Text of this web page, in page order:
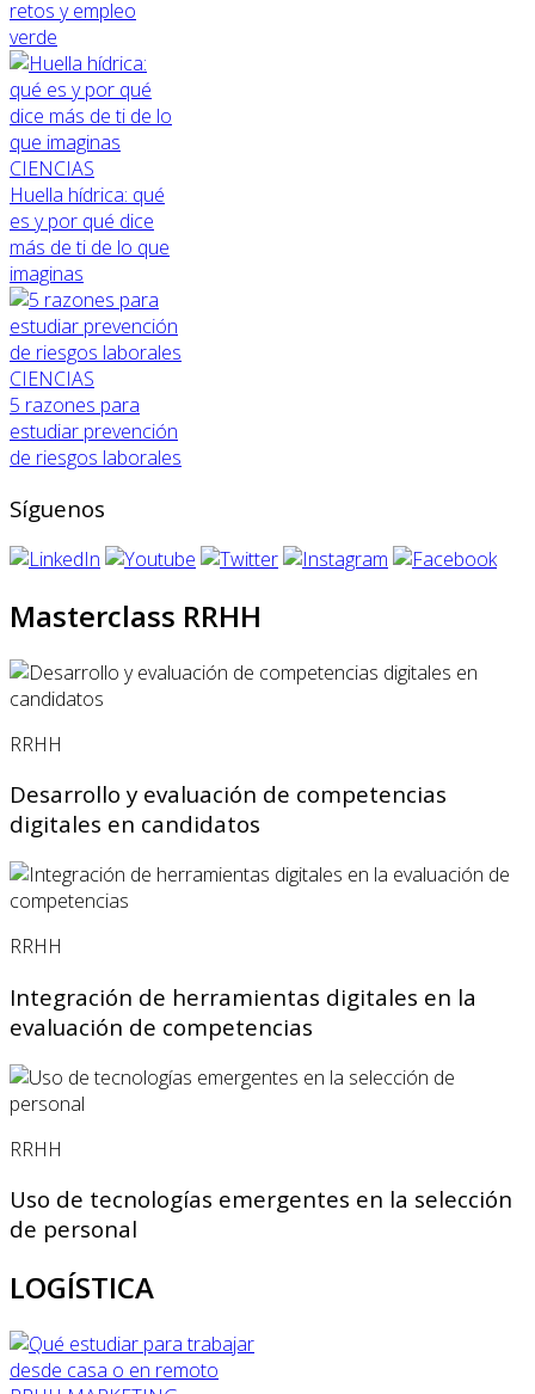
retos y empleo
verde
CIENCIAS
Huella hídrica: qué
es y por qué dice
más de ti de lo que
imaginas
CIENCIAS
5 razones para
estudiar prevención
de riesgos laborales
Síguenos
Masterclass RRHH
RRHH
Desarrollo y evaluación de competencias
digitales en candidatos
RRHH
Integración de herramientas digitales en la
evaluación de competencias
RRHH
Uso de tecnologías emergentes en la selección
de personal
LOGÍSTICA